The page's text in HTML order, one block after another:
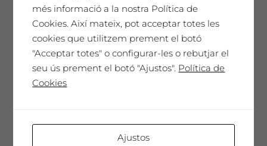
més informació a la nostra Política de
Cookies. Així mateix, pot acceptar totes les
cookies que utilitzem prement el botó
"Acceptar totes" o configurar-les o rebutjar el
seu ús prement el botó "Ajustos". Política de
Cookies
Ajustos